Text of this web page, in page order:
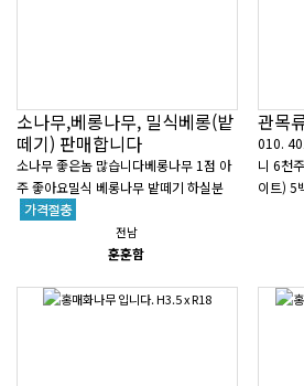
소나무,베롱나무, 밀식베롱(밭
떼기) 판매합니다
소나무 좋은놈 많습니다베롱나무 1점 아
주 좋아요밀식 베롱나무 밭떼기 하실분
구합니다200그루 있습니다20년전 3만5
천원에 사와서 심었습니다..
전남
훈훈함
관목
010.
니 6천
이트) 5